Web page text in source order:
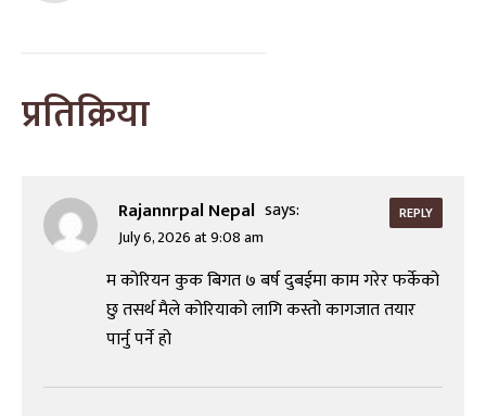
प्रतिक्रिया
Rajannrpal Nepal says:
July 6, 2026 at 9:08 am
म कोरियन कुक बिगत ७ बर्ष दुबईमा काम गरेर फर्केको
छु तसर्थ मैले कोरियाको लागि कस्तो कागजात तयार
पार्नु पर्ने हो
REPLY